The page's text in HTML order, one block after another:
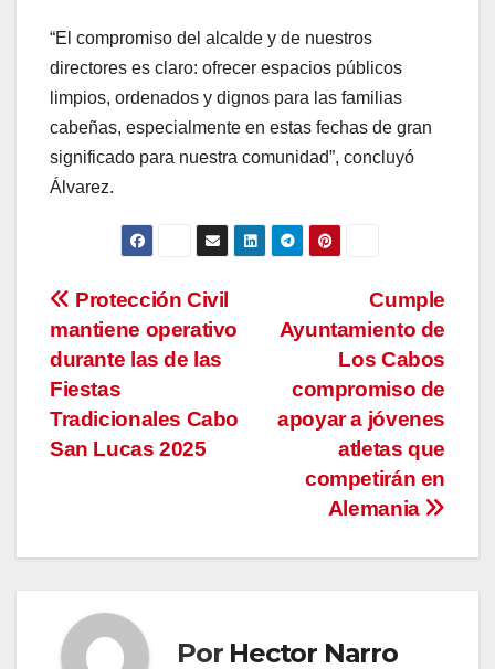
“El compromiso del alcalde y de nuestros
directores es claro: ofrecer espacios públicos
limpios, ordenados y dignos para las familias
cabeñas, especialmente en estas fechas de gran
significado para nuestra comunidad”, concluyó
Álvarez.
Navegación
de
entradas
Cumple
Ayuntamiento de
Los Cabos
compromiso de
apoyar a jóvenes
atletas que
competirán en
Alemania
Protección Civil
mantiene operativo
durante las de las
Fiestas
Tradicionales Cabo
San Lucas 2025
Por Hector Narro